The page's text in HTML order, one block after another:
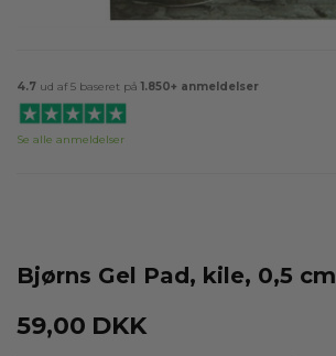
4.7 ud af 5 baseret på1.850+ anmeldelser
Se alle anmeldelser
Bjørns Gel Pad, kile, 0,5 cm
59,00 DKK